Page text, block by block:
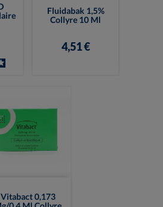
Fluidabak 1,5%
Collyre 10 Ml
4,51 €
Vitabact 0,173